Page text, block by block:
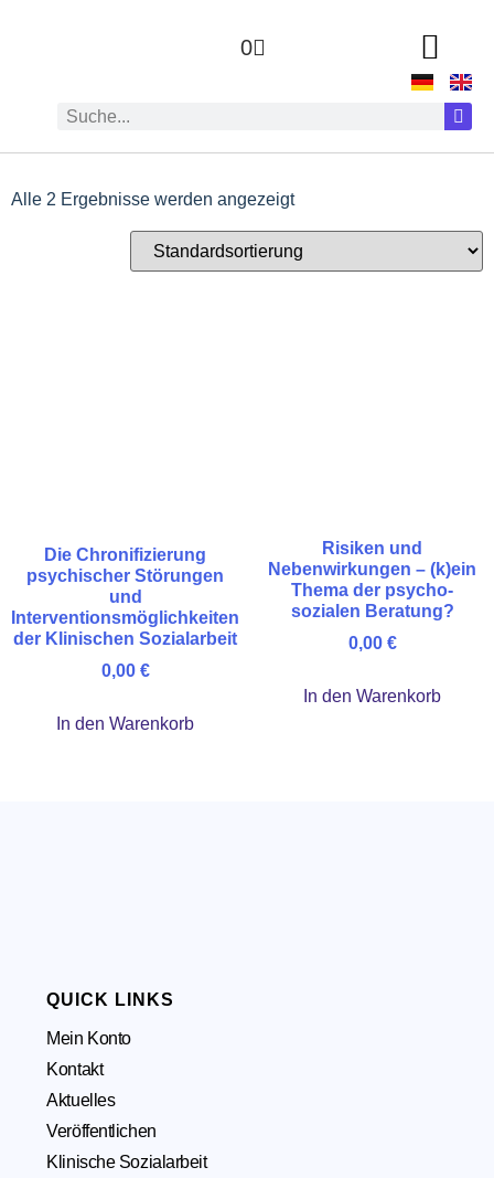
0
Alle 2 Ergebnisse werden angezeigt
Die Chronifizierung
psychischer Störungen
und
Interventionsmöglichkeiten
der Klinischen Sozialarbeit
0,00 €
In den Warenkorb
Risiken und
Nebenwirkungen – (k)ein
Thema der psycho-
sozialen Beratung?
0,00 €
In den Warenkorb
QUICK LINKS
Mein Konto
Kontakt
Aktuelles
Veröffentlichen
Klinische Sozialarbeit